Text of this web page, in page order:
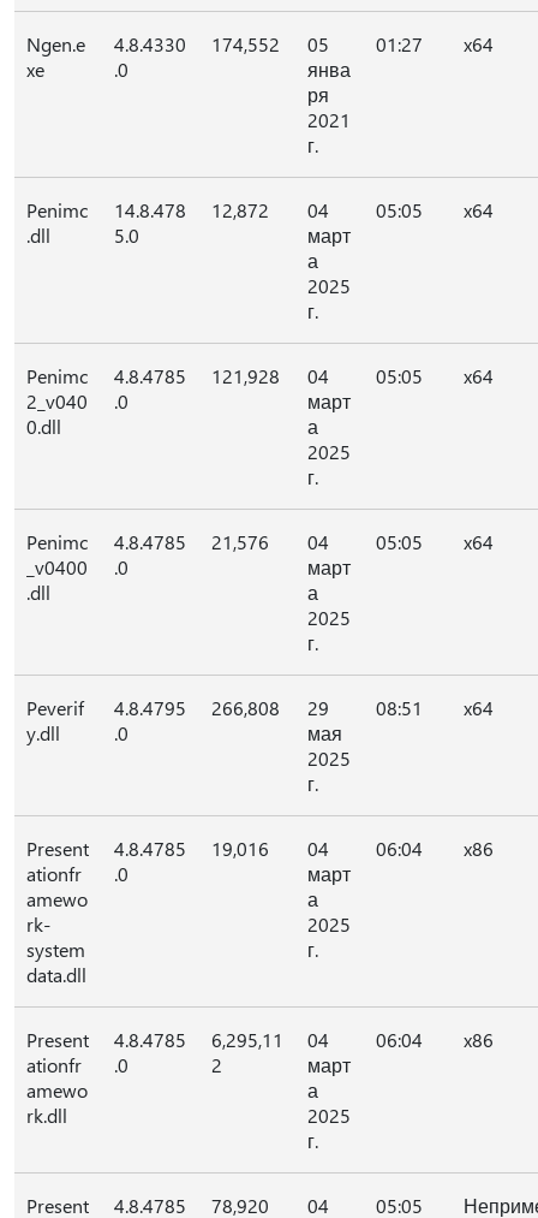
Ngen.e
xe
4.8.4330
.0
174,552
05
янва
ря
2021
г.
01:27 x64
Penimc
.dll
14.8.478
5.0
12,872
04
март
а
2025
г.
05:05 x64
Penimc
2_v040
0.dll
4.8.4785
.0
121,928
04
март
а
2025
г.
05:05 x64
Penimc
_v0400
.dll
4.8.4785
.0
21,576
04
март
а
2025
г.
05:05 x64
Peverif
y.dll
4.8.4795
.0
266,808
29
мая
2025
г.
08:51 x64
Present
ationfr
amewo
rk-
system
data.dll
4.8.4785
.0
19,016
04
март
а
2025
г.
06:04 x86
Present
ationfr
amewo
rk.dll
4.8.4785
.0
6,295,11
2
04
март
а
2025
г.
06:04 x86
Present 4.8.4785 78,920 04 05:05